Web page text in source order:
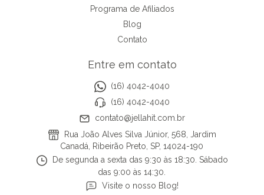
Programa de Afiliados
Blog
Contato
Entre em contato
(16) 4042-4040
(16) 4042-4040
contato@jellahit.com.br
Rua João Alves Silva Júnior, 568, Jardim
Canadá, Ribeirão Preto, SP, 14024-190
De segunda a sexta das 9:30 às 18:30. Sábado
das 9:00 às 14:30.
Visite o nosso Blog!